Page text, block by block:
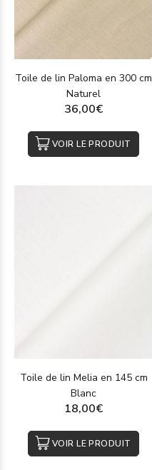
Toile de lin Paloma en 300 cm
Naturel
36,00€
VOIR LE PRODUIT
Toile de lin Melia en 145 cm
Blanc
18,00€
VOIR LE PRODUIT